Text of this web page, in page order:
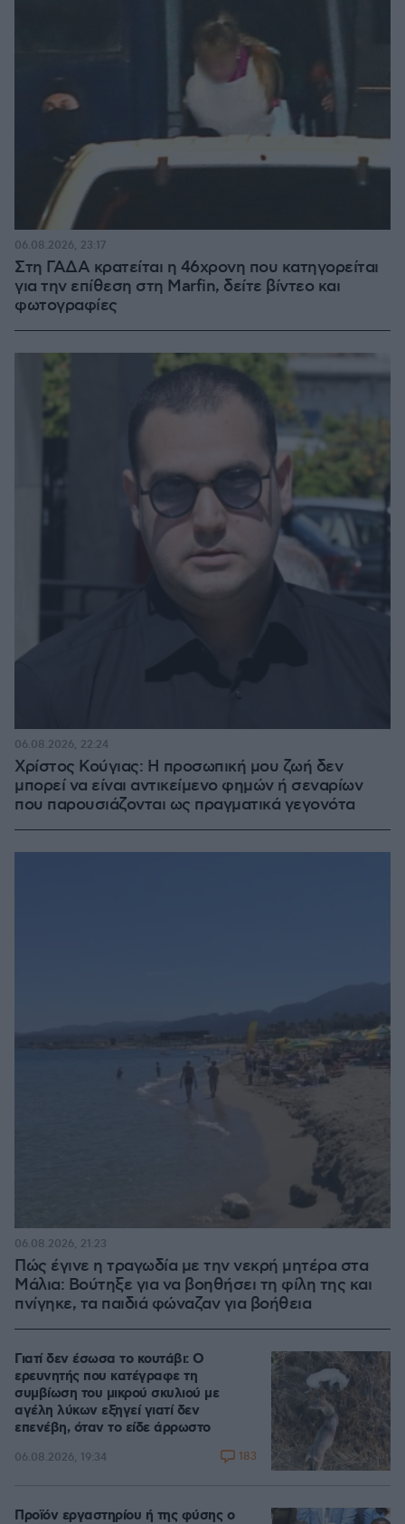
Στη ΓΑΔΑ κρατείται η 46χρονη που κατηγορείται
για την επίθεση στη Marfin, δείτε βίντεο και
φωτογραφίες
06.08.2026, 23:17
Χρίστος Κούγιας: Η προσωπική μου ζωή δεν
μπορεί να είναι αντικείμενο φημών ή σεναρίων
που παρουσιάζονται ως πραγματικά γεγονότα
06.08.2026, 22:24
Πώς έγινε η τραγωδία με την νεκρή μητέρα στα
Μάλια: Βούτηξε για να βοηθήσει τη φίλη της και
πνίγηκε, τα παιδιά φώναζαν για βοήθεια
06.08.2026, 21:23
Γιατί δεν έσωσα το κουτάβι: Ο
ερευνητής που κατέγραφε τη
συμβίωση του μικρού σκυλιού με
αγέλη λύκων εξηγεί γιατί δεν
επενέβη, όταν το είδε άρρωστο
06.08.2026, 19:34 183
Προϊόν εργαστηρίου ή της φύσης ο